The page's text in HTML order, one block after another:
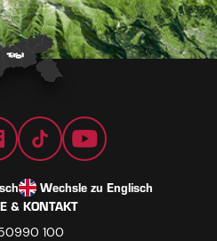
Wechsle zu Englisch
& KONTAKT
100